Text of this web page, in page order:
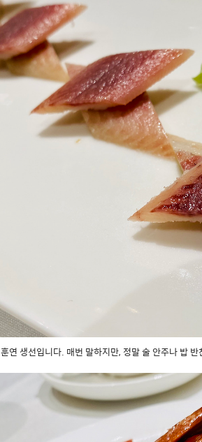
훈연 생선입니다. 매번 말하지만, 정말 술 안주나 밥